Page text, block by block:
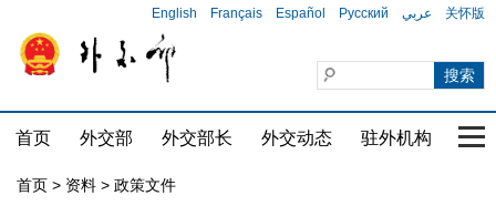
English Français Español Русский عربي 关怀版
首页 外交部 外交部长 外交动态 驻外机构 国
首页 > 资料 > 政策文件